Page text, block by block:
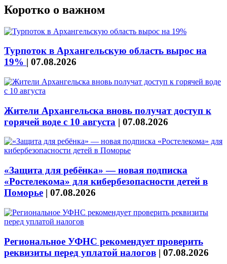
Коротко о важном
Турпоток в Архангельскую область вырос на
19% | 07.08.2026
Жители Архангельска вновь получат доступ к
горячей воде с 10 августа | 07.08.2026
«Защита для ребёнка» — новая подписка
«Ростелекома» для кибербезопасности детей в
Поморье | 07.08.2026
Региональное УФНС рекомендует проверить
реквизиты перед уплатой налогов | 07.08.2026